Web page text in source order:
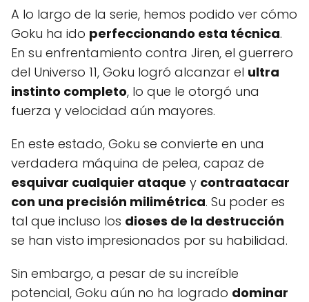
A lo largo de la serie, hemos podido ver cómo
Goku ha ido perfeccionando esta técnica.
En su enfrentamiento contra Jiren, el guerrero
del Universo 11, Goku logró alcanzar el ultra
instinto completo, lo que le otorgó una
fuerza y velocidad aún mayores.
En este estado, Goku se convierte en una
verdadera máquina de pelea, capaz de
esquivar cualquier ataque y contraatacar
con una precisión milimétrica. Su poder es
tal que incluso los dioses de la destrucción
se han visto impresionados por su habilidad.
Sin embargo, a pesar de su increíble
potencial, Goku aún no ha logrado dominar